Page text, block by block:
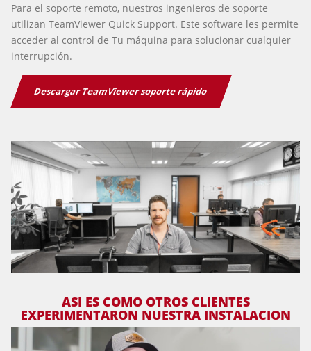
Para el soporte remoto, nuestros ingenieros de soporte
utilizan TeamViewer Quick Support. Este software les permite
acceder al control de Tu máquina para solucionar cualquier
interrupción.
Descargar TeamViewer soporte rápido
ASI ES COMO OTROS CLIENTES
EXPERIMENTARON NUESTRA INSTALACION